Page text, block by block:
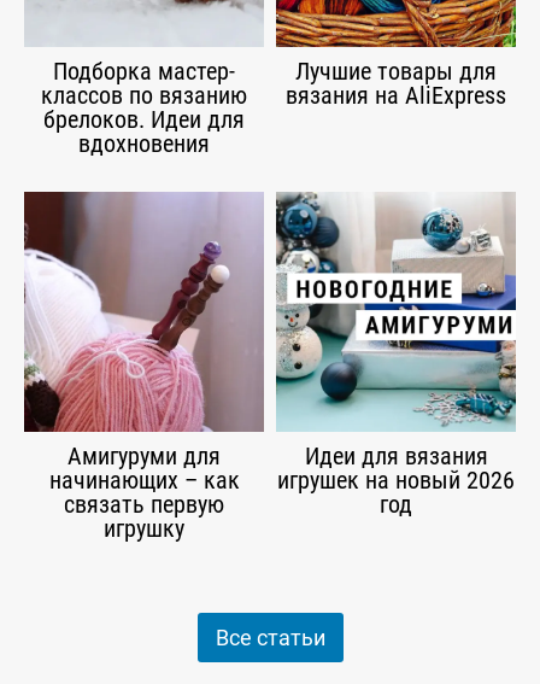
Подборка мастер-
классов по вязанию
брелоков. Идеи для
вдохновения
Лучшие товары для
вязания на AliExpress
Амигуруми для
начинающих – как
связать первую
игрушку
Идеи для вязания
игрушек на новый 2026
год
Все статьи